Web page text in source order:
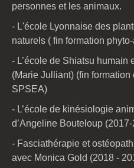
personnes et les animaux.
- L'école Lyonnaise des
naturels ( fin formation
- L’école de Shiatsu humain
(Marie Julliant) (fin
SPSEA)
- L’école de kinésiologie
d’Angeline Bouteloup
- Fasciathérapie et
avec Monica Gold (2018 -